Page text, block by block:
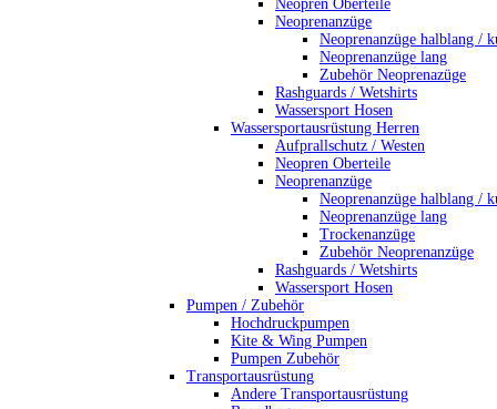
Neopren Oberteile
Neoprenanzüge
Neoprenanzüge halblang /
Neoprenanzüge lang
Zubehör Neoprenazüge
Rashguards / Wetshirts
Wassersport Hosen
Wassersportausrüstung Herren
Aufprallschutz / Westen
Neopren Oberteile
Neoprenanzüge
Neoprenanzüge halblang /
Neoprenanzüge lang
Trockenanzüge
Zubehör Neoprenanzüge
Rashguards / Wetshirts
Wassersport Hosen
Pumpen / Zubehör
Hochdruckpumpen
Kite & Wing Pumpen
Pumpen Zubehör
Transportausrüstung
Andere Transportausrüstung